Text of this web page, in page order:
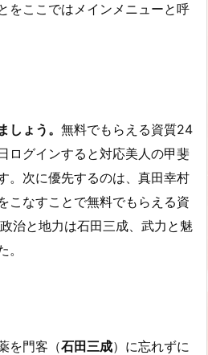
をここではメインメニューと呼
ょう。 無料でもらえる資質24
ログインすると対応美人の甲斐
。次に優先するのは、真田幸村
こなすことで無料でもらえる資
治と地力は石田三成、武力と魅
を門客（石田三成）に忘れずに